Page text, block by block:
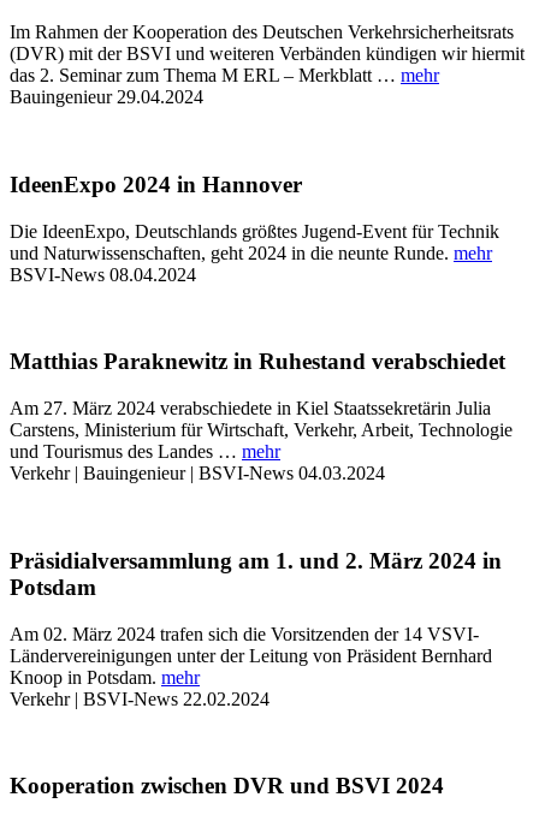
Im Rahmen der Kooperation des Deutschen Verkehrsicherheitsrats
(DVR) mit der BSVI und weiteren Verbänden kündigen wir hiermit
das 2. Seminar zum Thema M ERL – Merkblatt … mehr
Bauingenieur 29.04.2024
IdeenExpo 2024 in Hannover
Die IdeenExpo, Deutschlands größtes Jugend-Event für Technik
und Naturwissenschaften, geht 2024 in die neunte Runde. mehr
BSVI-News 08.04.2024
Matthias Paraknewitz in Ruhestand verabschiedet
Am 27. März 2024 verabschiedete in Kiel Staatssekretärin Julia
Carstens, Ministerium für Wirtschaft, Verkehr, Arbeit, Technologie
und Tourismus des Landes … mehr
Verkehr | Bauingenieur | BSVI-News 04.03.2024
Präsidialversammlung am 1. und 2. März 2024 in
Potsdam
Am 02. März 2024 trafen sich die Vorsitzenden der 14 VSVI-
Ländervereinigungen unter der Leitung von Präsident Bernhard
Knoop in Potsdam. mehr
Verkehr | BSVI-News 22.02.2024
Kooperation zwischen DVR und BSVI 2024